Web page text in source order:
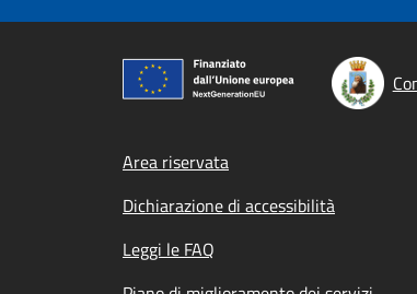
Footer menu
Area riservata
Dichiarazione di accessibilità
Leggi le FAQ